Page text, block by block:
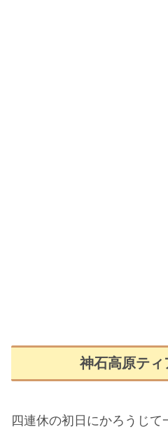
神石高原ティ
四連休の初日にかろうじて